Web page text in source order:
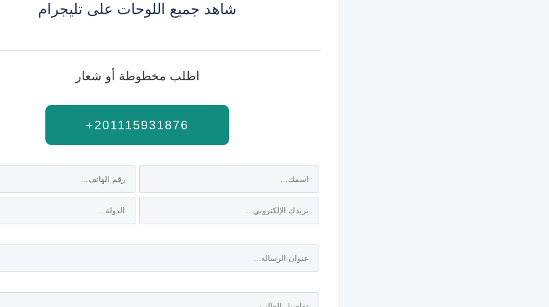
شاهد جميع اللوحات على تليجرام
اطلب مخطوطة أو شعار
+201115931876